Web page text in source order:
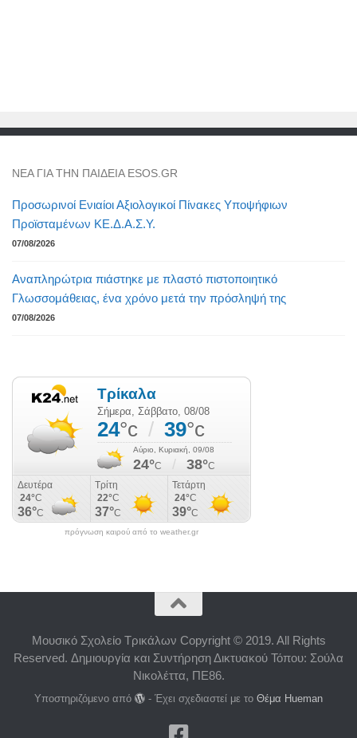
NEA ΓΙΑ ΤΗΝ ΠΑΙΔΕΙΑ ESOS.GR
Προσωρινοί Ενιαίοι Αξιολογικοί Πίνακες Υποψήφιων
Προϊσταμένων ΚΕ.Δ.Α.Σ.Υ.
07/08/2026
Αναπληρώτρια πιάστηκε με πλαστό πιστοποιητικό
Γλωσσομάθειας, ένα χρόνο μετά την πρόσληψή της
07/08/2026
πρόγνωση καιρού από το weather.gr
Μουσικό Σχολείο Τρικάλων Copyright © 2019. All Rights
Reserved. Δημιουργία και Συντήρηση Δικτυακού Τόπου: Σούλα
Νικολέττα, ΠΕ86.
Υποστηριζόμενο από - Έχει σχεδιαστεί με τοΘέμα Ηueman